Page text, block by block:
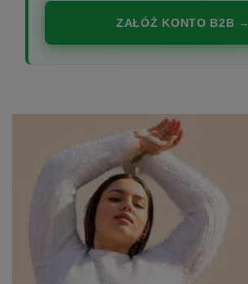
ZAŁÓŻ KONTO B2B →